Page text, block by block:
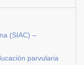
(SIAC) –
parvularia